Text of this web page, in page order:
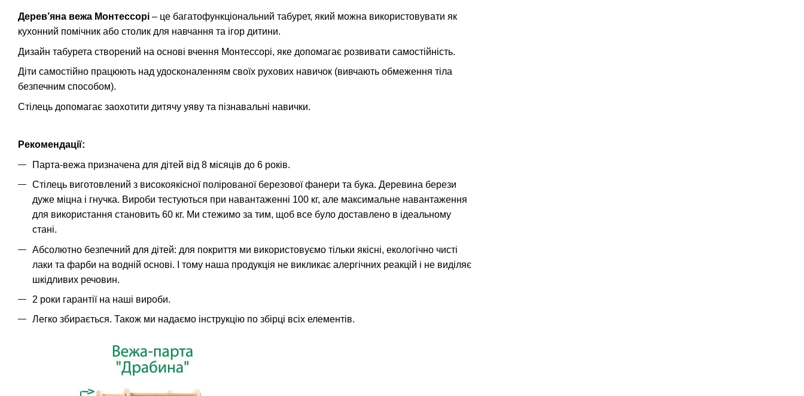
Дерев’яна вежа Монтессорі – це багатофункціональний табурет, який можна використовувати як
кухонний помічник або столик для навчання та ігор дитини.
Дизайн табурета створений на основі вчення Монтессорі, яке допомагає розвивати самостійність.
Діти самостійно працюють над удосконаленням своїх рухових навичок (вивчають обмеження тіла
безпечним способом).
Стілець допомагає заохотити дитячу уяву та пізнавальні навички.
Рекомендації:
Парта-вежа призначена для дітей від 8 місяців до 6 років.
Стілець виготовлений з високоякісної полірованої березової фанери та бука. Деревина берези
дуже міцна і гнучка. Вироби тестуються при навантаженні 100 кг, але максимальне навантаження
для використання становить 60 кг. Ми стежимо за тим, щоб все було доставлено в ідеальному
стані.
Абсолютно безпечний для дітей: для покриття ми використовуємо тільки якісні, екологічно чисті
лаки та фарби на водній основі. І тому наша продукція не викликає алергічних реакцій і не виділяє
шкідливих речовин.
2 роки гарантії на наші вироби.
Легко збирається. Також ми надаємо інструкцію по збірці всіх елементів.